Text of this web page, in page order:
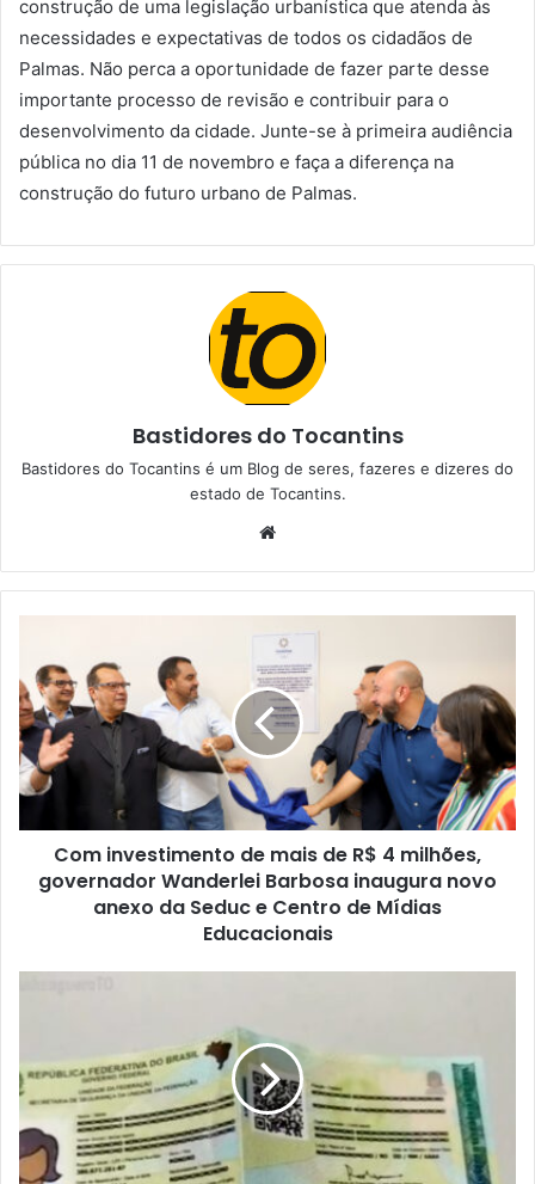
construção de uma legislação urbanística que atenda às
necessidades e expectativas de todos os cidadãos de
Palmas. Não perca a oportunidade de fazer parte desse
importante processo de revisão e contribuir para o
desenvolvimento da cidade. Junte-se à primeira audiência
pública no dia 11 de novembro e faça a diferença na
construção do futuro urbano de Palmas.
Bastidores do Tocantins
Bastidores do Tocantins é um Blog de seres, fazeres e dizeres do
estado de Tocantins.
b
s
i
t
e
Com investimento de mais de R$ 4 milhões,
governador Wanderlei Barbosa inaugura novo
anexo da Seduc e Centro de Mídias
Educacionais